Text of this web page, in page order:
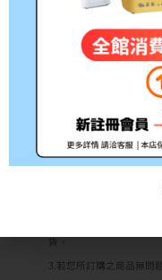
1.根據消保法第19條規
之權益
電腦、印表機、耗材類
片、磁帶）及軟體類等
購買前應詳閱原廠之商
2.若商品本身瑕疵則可於
貨。
3.若您所訂購之商品無問